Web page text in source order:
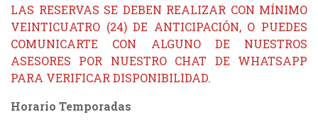
LAS RESERVAS SE DEBEN REALIZAR CON MÍNIMO
VEINTICUATRO (24) DE ANTICIPACIÓN, O PUEDES
COMUNICARTE CON ALGUNO DE NUESTROS
ASESORES POR NUESTRO CHAT DE WHATSAPP
PARA VERIFICAR DISPONIBILIDAD.
Horario Temporadas